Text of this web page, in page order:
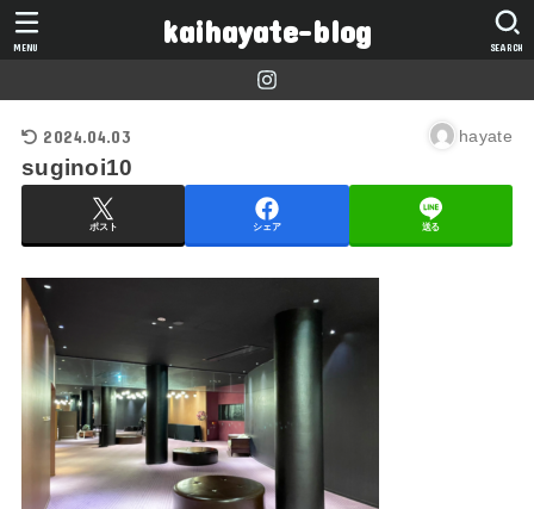
kaihayate-blog SEARCH
MENU
2024.04.03 hayate
suginoi10
ポスト シェア 送る